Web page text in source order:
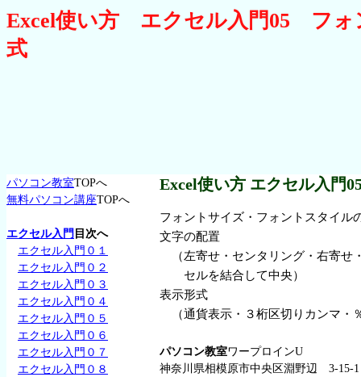
Excel使い方 エクセル入門05 フ
式
パソコン教室TOPへ
無料パソコン講座TOPへ
エクセル入門 目次へ
エクセル入門０１
エクセル入門０２
エクセル入門０３
エクセル入門０４
エクセル入門０５
エクセル入門０６
エクセル入門０７
エクセル入門０８
Excel使い方 エクセル入門
フォントサイズ・フォントスタイル
文字の配置
（左寄せ・センタリング・右寄せ
セルを結合して中央）
表示形式
（通貨表示・３桁区切りカンマ・
パソコン教室ワープロインU
神奈川県相模原市中央区淵野辺 3-15-1